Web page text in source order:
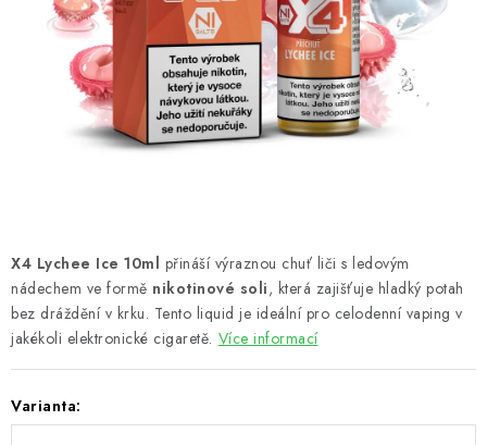
O e-shopu
Obchodní podmínky
Ochrana osobních údajů
X4 Lychee Ice 10ml přináší výraznou chuť liči s ledovým
nádechem ve formě nikotinové soli, která zajišťuje hladký potah
bez dráždění v krku. Tento liquid je ideální pro celodenní vaping v
jakékoli elektronické cigaretě. Více informací
Varianta: